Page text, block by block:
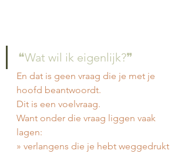
❝Wat wil ik eigenlijk?❞
En dat is geen vraag die je met je
hoofd beantwoordt.
Dit is een voelvraag.
Want onder die vraag liggen vaak
lagen:
» verlangens die je hebt weggedrukt